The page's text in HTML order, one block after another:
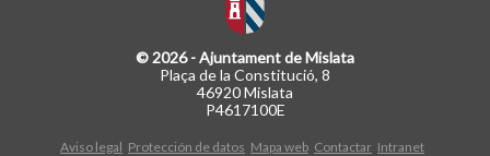
© 2026 - Ajuntament de Mislata
Plaça de la Constitució, 8
46920 Mislata
P4617100E
Aviso legal Protección de datos Mapa web Contactar Intranet